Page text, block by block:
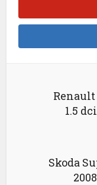
1.5
Skoda